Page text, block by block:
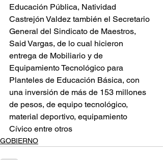
Educación Pública, Natividad
Castrejón Valdez también el Secretario
General del Sindicato de Maestros,
Said Vargas, de lo cual hicieron
entrega de Mobiliario y de
Equipamiento Tecnológico para
Planteles de Educación Básica, con
una inversión de más de 153 millones
de pesos, de equipo tecnológico,
material deportivo, equipamiento
Cívico entre otros
GOBIERNO